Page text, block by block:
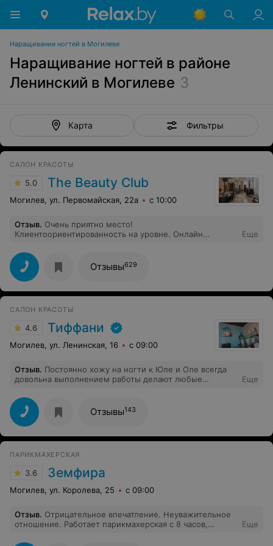
Наращивание ногтей в Могилеве
Наращивание ногтей в районе
Ленинский в Могилеве 3
Карта Фильтры
САЛОН КРАСОТЫ
5.0 The Beauty Club
Могилев, ул. Первомайская, 22а с 10:00
Отзыв. Очень приятно место!
Клиентоориентированность на уровне. Онлайн
напомнили, кофе/чай предложили. Мастер маникюра
Кристина - профессионал своего дела и просто
прекрасный человек) Лучший салон в Могилёве.
Рекомендую
Еще
Отзывы629
САЛОН КРАСОТЫ
4.6 Тиффани
Могилев, ул. Ленинская, 16 с 09:00
Отзыв. Постоянно хожу на ногти к Юле и Оле всегда
довольна выполнением работы делают любые
Еще
Отзывы143
ПАРИКМАХЕРСКАЯ
3.6 Земфира
Могилев, ул. Королева, 25 с 09:00
Отзыв. Отрицательное впечатление. Неуважительное
отношение. Работает парикмахерская с 8 часов,
записали на 8.30. В итоге, пришла я в парикмахерскую
Еще